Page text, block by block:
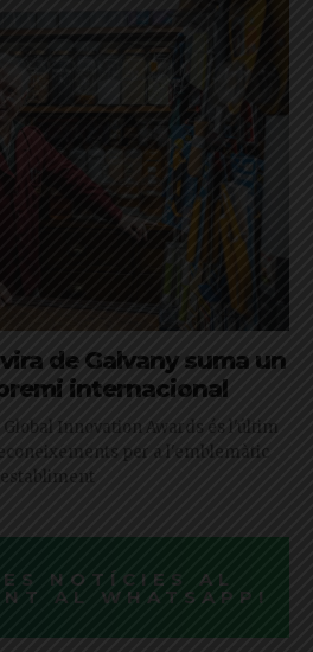
de Galvany suma un
internacional
Innovation Awards és l'últim
per a l'emblemàtic
establiment
NOTÍCIES AL
AL WHATSAPP!